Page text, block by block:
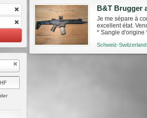
Je me sépare à
excellent état.
* Sangle d'origine
Schweiz-